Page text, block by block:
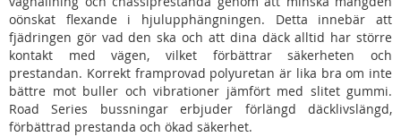
oönskat flexande i hjulupphängningen. Detta innebär att
fjädringen gör vad den ska och att dina däck alltid har större
kontakt med vägen, vilket förbättrar säkerheten och
prestandan. Korrekt framprovad polyuretan är lika bra om inte
bättre mot buller och vibrationer jämfört med slitet gummi.
Road Series bussningar erbjuder förlängd däcklivslängd,
förbättrad prestanda och ökad säkerhet.